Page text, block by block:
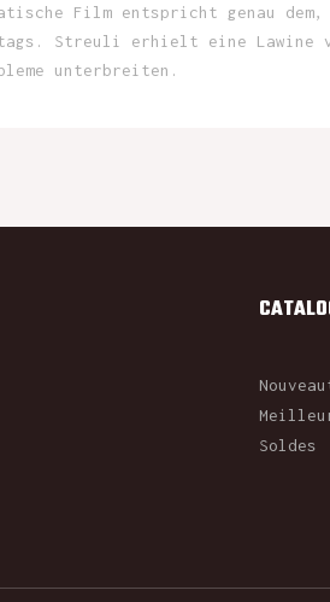
Film entspricht genau
Streuli erhielt eine Lawine
unterbreiten.
Soldes